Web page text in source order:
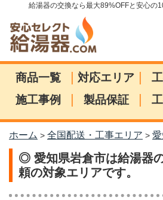
給湯器の交換なら最大89%OFFと安心の
商品一覧 | 対応エリア |
施工事例
| 製品保証 |
ホーム > 全国配送・工事エリア >
◎ 愛知県岩倉市は給湯器
頼の対象エリアです。